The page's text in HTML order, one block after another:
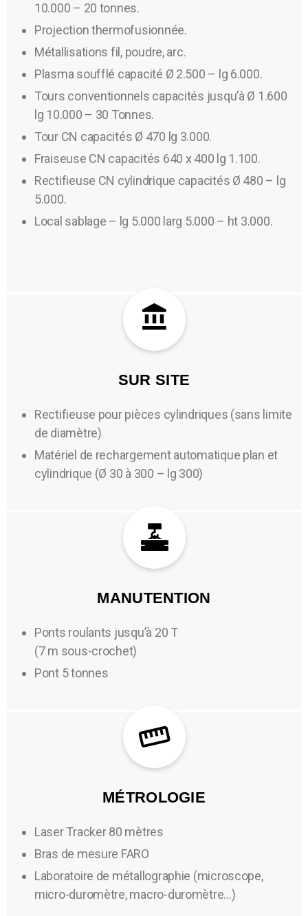
10.000 – 20 tonnes.
Projection thermofusionnée.
Métallisations fil, poudre, arc.
Plasma soufflé capacité Ø 2.500 – lg 6.000.
Tours conventionnels capacités jusqu’à Ø 1.600
lg 10.000 – 30 Tonnes.
Tour CN capacités Ø 470 lg 3.000.
Fraiseuse CN capacités 640 x 400 lg 1.100.
Rectifieuse CN cylindrique capacités Ø 480 – lg
5.000.
Local sablage – lg 5.000 larg 5.000 – ht 3.000.
SUR SITE
Rectifieuse pour pièces cylindriques (sans limite
de diamètre)
Matériel de rechargement automatique plan et
cylindrique (Ø 30 à 300 – lg 300)
MANUTENTION
Ponts roulants jusqu’à 20 T
(7 m sous-crochet)
Pont 5 tonnes
MÉTROLOGIE
Laser Tracker 80 mètres
Bras de mesure FARO
Laboratoire de métallographie (microscope,
micro-duromètre, macro-duromètre…)